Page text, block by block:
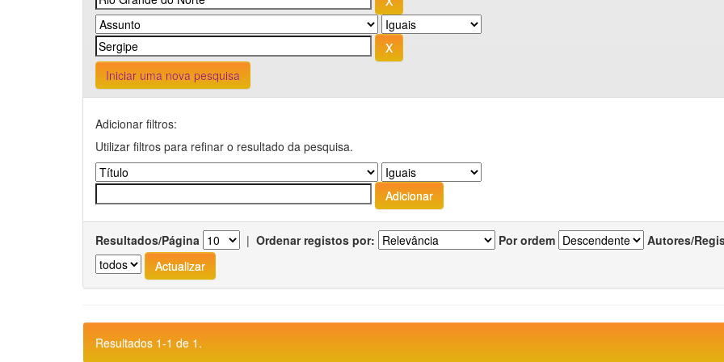
Iniciar uma nova pesquisa
Adicionar filtros:
Utilizar filtros para refinar o resultado da pesquisa.
Resultados/Página | Ordenar registos por: Por ordem Autores/
Resultados 1-1 de 1.